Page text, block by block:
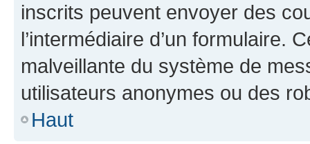
inscrits peuvent envoyer des
l’intermédiaire d’un formulaire.
malveillante du système de
utilisateurs anonymes ou des
Haut